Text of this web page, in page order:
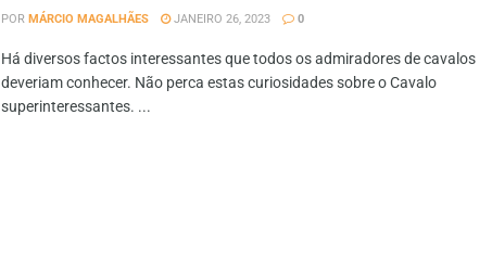
POR MÁRCIO MAGALHÃES JANEIRO 26, 2023 0
Há diversos factos interessantes que todos os admiradores de cavalos
deveriam conhecer. Não perca estas curiosidades sobre o Cavalo
superinteressantes. ...